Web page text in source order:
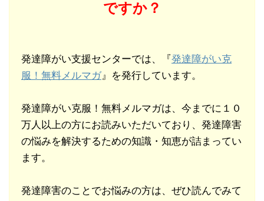
ですか？
発達障がい支援センターでは、『発達障がい克
服！無料メルマガ』を発行しています。
発達障がい克服！無料メルマガは、今までに１０
万人以上の方にお読みいただいており、発達障害
の悩みを解決するための知識・知恵が詰まってい
ます。
発達障害のことでお悩みの方は、ぜひ読んでみて